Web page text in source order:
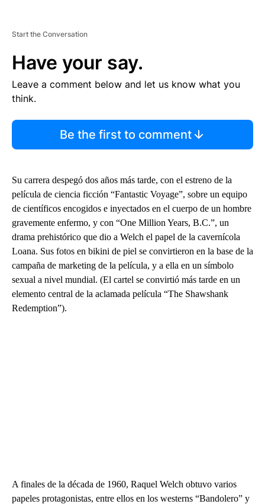
Start the Conversation
Have your say.
Leave a comment below and let us know what you
think.
Be the first to comment
Su carrera despegó dos años más tarde, con el estreno de la
película de ciencia ficción “Fantastic Voyage”, sobre un equipo
de científicos encogidos e inyectados en el cuerpo de un hombre
gravemente enfermo, y con “One Million Years, B.C.”, un
drama prehistórico que dio a Welch el papel de la cavernícola
Loana. Sus fotos en bikini de piel se convirtieron en la base de la
campaña de marketing de la película, y a ella en un símbolo
sexual a nivel mundial. (El cartel se convirtió más tarde en un
elemento central de la aclamada película “The Shawshank
Redemption”).
A finales de la década de 1960, Raquel Welch obtuvo varios
papeles protagonistas, entre ellos en los westerns “Bandolero” y